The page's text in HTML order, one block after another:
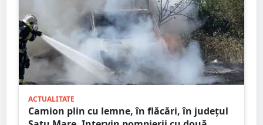
ACTUALITATE
Camion plin cu lemne, în flăcări, în județul